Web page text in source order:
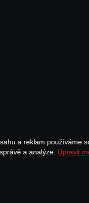
a reklam používáme
a analýze. Upravit